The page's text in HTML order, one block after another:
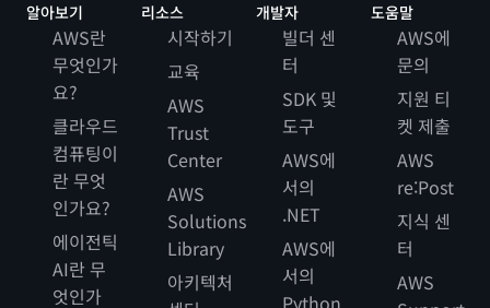
알아보기
AWS란
무엇인가
요?
클라우드
컴퓨팅이
란 무엇
인가요?
에이전틱
AI란 무
엇인가
리소스
시작하기
교육
AWS
Trust
Center
AWS
Solutions
Library
아키텍처
개발자
빌더 센
터
SDK 및
도구
AWS에
서의
.NET
AWS에
서의
도움말
AWS에
문의
지원 티
켓 제출
AWS
re:Post
지식 센
터
AWS